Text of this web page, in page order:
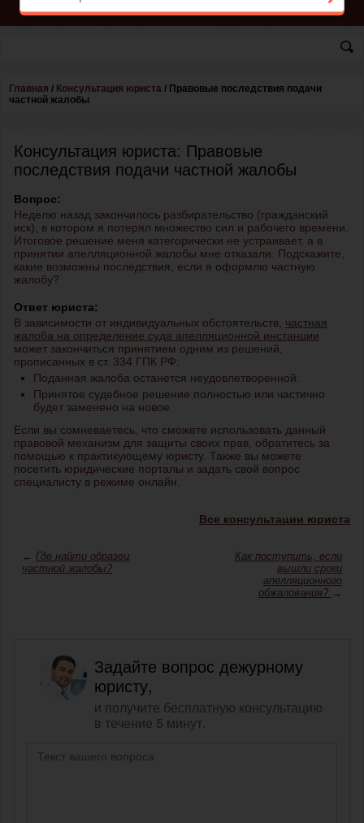
КОНСУЛЬТАЦИЯ ЮРИСТА
Главная / Консультация юриста / Правовые последствия подачи
частной жалобы
Консультация юриста: Правовые
последствия подачи частной жалобы
Вопрос:
Неделю назад закончилось разбирательство (гражданский
иск), в котором я потерял множество сил и рабочего времени.
Итоговое решение меня категорически не устраивает, а в
принятии апелляционной жалобы мне отказали. Подскажите,
какие возможны последствия, если я оформлю частную
жалобу?
Ответ юриста:
В зависимости от индивидуальных обстоятельств, частная
жалоба на определение суда апелляционной инстанции
может закончиться принятием одним из решений,
прописанных в ст. 334 ГПК РФ:
Поданная жалоба останется неудовлетворенной.
Принятое судебное решение полностью или частично
будет заменено на новое.
Если вы сомневаетесь, что сможете использовать данный
правовой механизм для защиты своих прав, обратитесь за
помощью к практикующему юристу. Также вы можете
посетить юридические порталы и задать свой вопрос
специалисту в режиме онлайн.
Все консультации юриста
← Где найти образец
частной жалобы?
Как поступить, если
вышли сроки
апелляционного
обжалования? →
Задайте вопрос дежурному
юристу,
и получите бесплатную консультацию
в течение 5 минут.